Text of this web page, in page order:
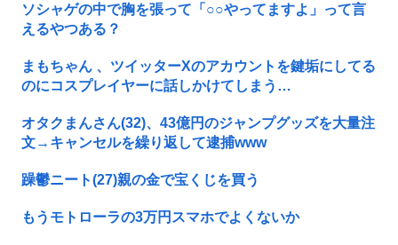
ソシャゲの中で胸を張って「○○やってますよ」って言
えるやつある？
まもちゃん 、ツイッターXのアカウントを鍵垢にしてる
のにコスプレイヤーに話しかけてしまう…
オタクまんさん(32)、43億円のジャンプグッズを大量注
文→キャンセルを繰り返して逮捕www
躁鬱ニート(27)親の金で宝くじを買う
もうモトローラの3万円スマホでよくないか